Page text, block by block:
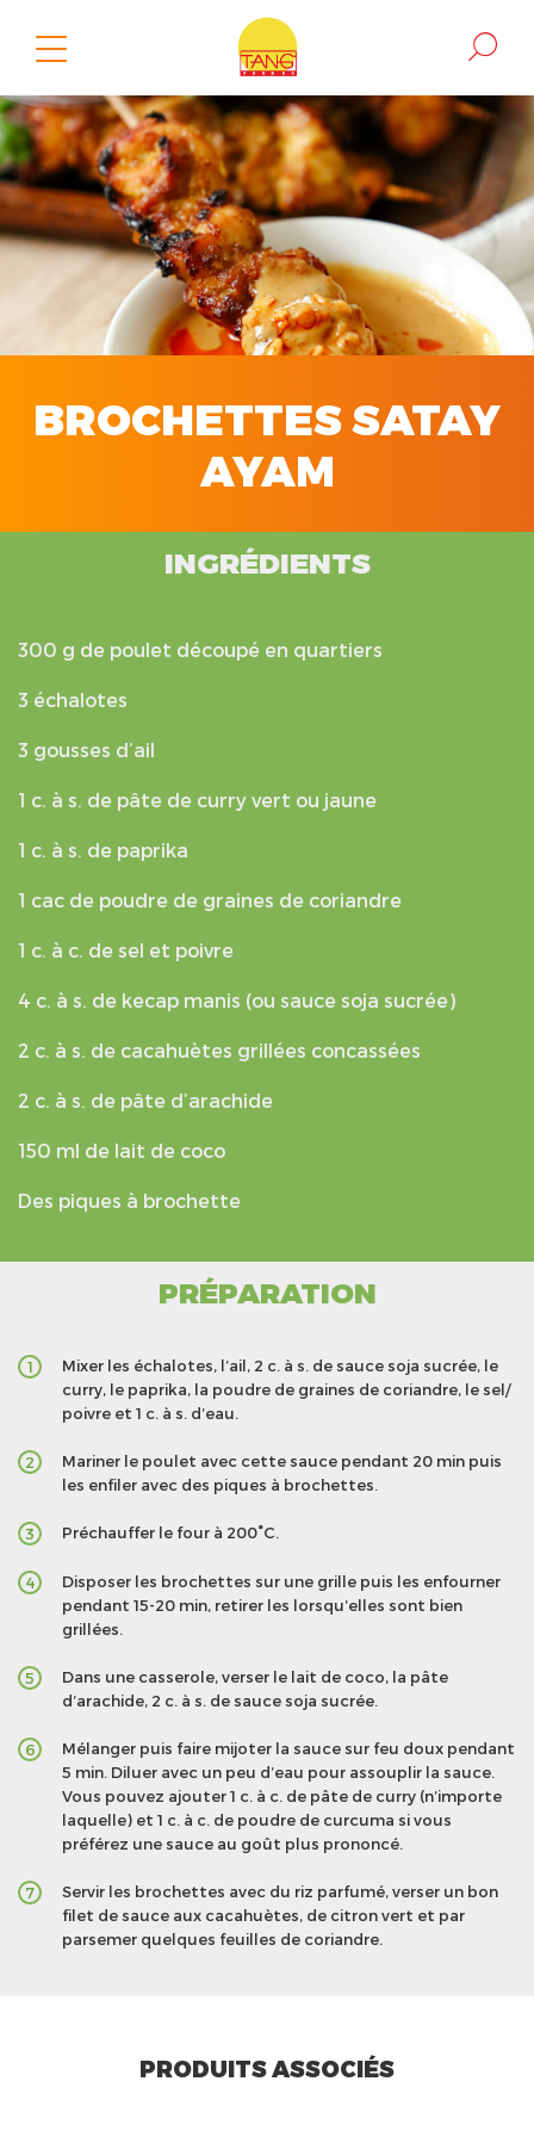
BROCHETTES SATAY
AYAM
INGRÉDIENTS
300 g de poulet découpé en quartiers
3 échalotes
3 gousses d’ail
1 c. à s. de pâte de curry vert ou jaune
1 c. à s. de paprika
1 cac de poudre de graines de coriandre
1 c. à c. de sel et poivre
4 c. à s. de kecap manis (ou sauce soja sucrée)
2 c. à s. de cacahuètes grillées concassées
2 c. à s. de pâte d’arachide
150 ml de lait de coco
Des piques à brochette
PRÉPARATION
1
Mixer les échalotes, l’ail, 2 c. à s. de sauce soja sucrée, le
curry, le paprika, la poudre de graines de coriandre, le sel/
poivre et 1 c. à s. d’eau.
2
Mariner le poulet avec cette sauce pendant 20 min puis
les enfiler avec des piques à brochettes.
3 Préchauffer le four à 200°C.
4
Disposer les brochettes sur une grille puis les enfourner
pendant 15-20 min, retirer les lorsqu’elles sont bien
grillées.
5
Dans une casserole, verser le lait de coco, la pâte
d’arachide, 2 c. à s. de sauce soja sucrée.
6
Mélanger puis faire mijoter la sauce sur feu doux pendant
5 min. Diluer avec un peu d’eau pour assouplir la sauce.
Vous pouvez ajouter 1 c. à c. de pâte de curry (n’importe
laquelle) et 1 c. à c. de poudre de curcuma si vous
préférez une sauce au goût plus prononcé.
7
Servir les brochettes avec du riz parfumé, verser un bon
filet de sauce aux cacahuètes, de citron vert et par
parsemer quelques feuilles de coriandre.
PRODUITS ASSOCIÉS